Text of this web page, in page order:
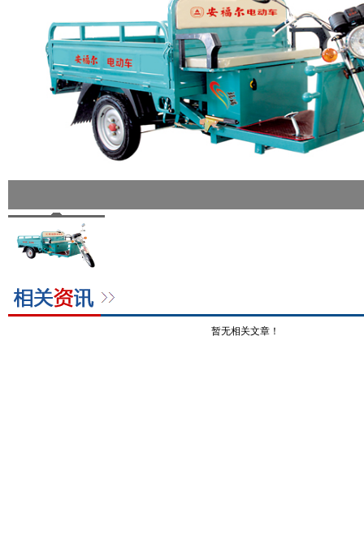
暂无相关文章！